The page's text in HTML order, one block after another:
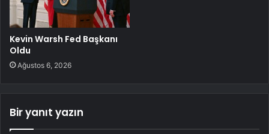
Kevin Warsh Fed Başkanı
Oldu
Ağustos 6, 2026
Bir yanıt yazın